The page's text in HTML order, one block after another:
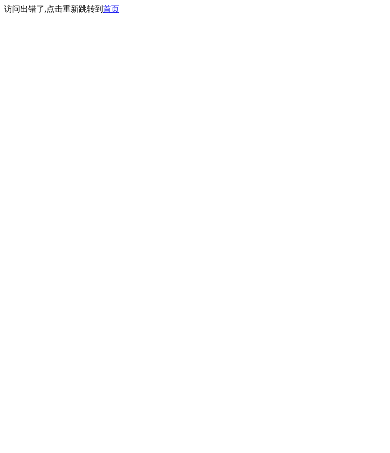
访问出错了,点击重新跳转到 首页